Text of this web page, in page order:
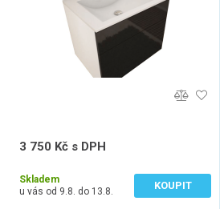
3 750 Kč s DPH
Skladem
u vás od 9.8. do 13.8.
KOUPIT